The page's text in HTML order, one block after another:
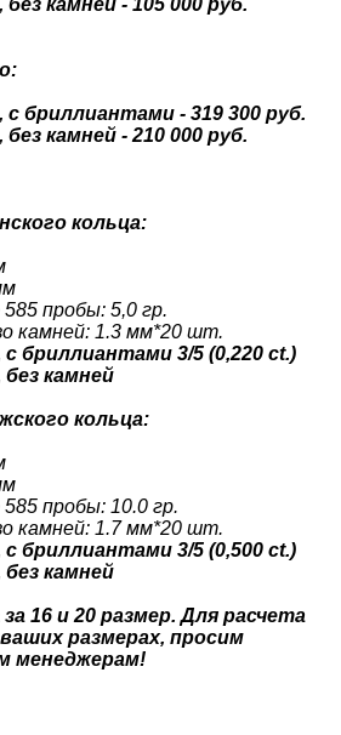
бриллиантами - 319 300 руб.
камней - 210 000 руб.
кольца:
пробы: 5,0 гр.
камней: 1.3 мм*20 шт.
бриллиантами 3/5 (0,220 ct.)
камней
кольца:
пробы: 10.0 гр.
камней: 1.7 мм*20 шт.
бриллиантами 3/5 (0,500 ct.)
камней
16 и 20 размер. Для расчета
размерах, просим
менеджерам!